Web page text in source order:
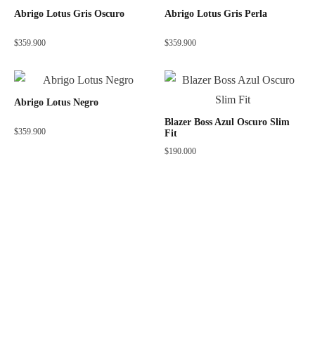
Abrigo Lotus Gris Oscuro
$359.900
Abrigo Lotus Gris Perla
$359.900
Abrigo Lotus Negro
$359.900
Blazer Boss Azul Oscuro Slim
Fit
$190.000